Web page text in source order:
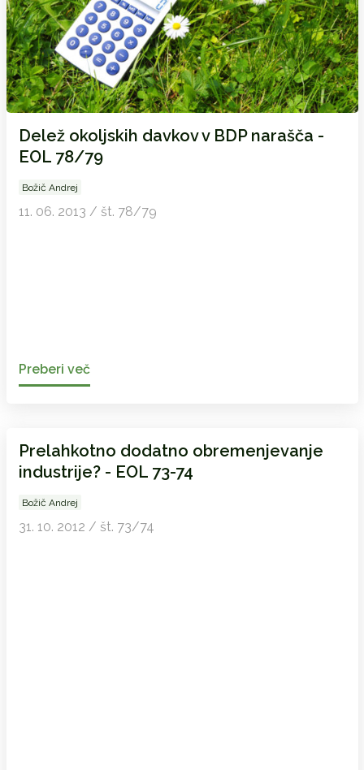
Delež okoljskih davkov v BDP narašča -
EOL 78/79
Božič Andrej
11. 06. 2013 / št. 78/79
Preberi več
Prelahkotno dodatno obremenjevanje
industrije? - EOL 73-74
Božič Andrej
31. 10. 2012 / št. 73/74